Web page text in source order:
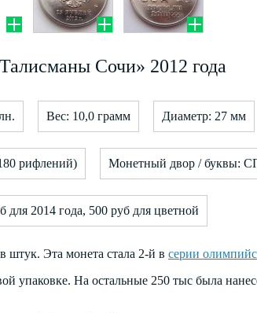
Сочи» 2012 года
Вес: 10,0 грамм Диаметр: 27 мм
рифлений) Монетный двор / буквы:
для 2014 года, 500 руб для цветной
Эта монета стала 2-й в серии
На остальные 250 тыс была